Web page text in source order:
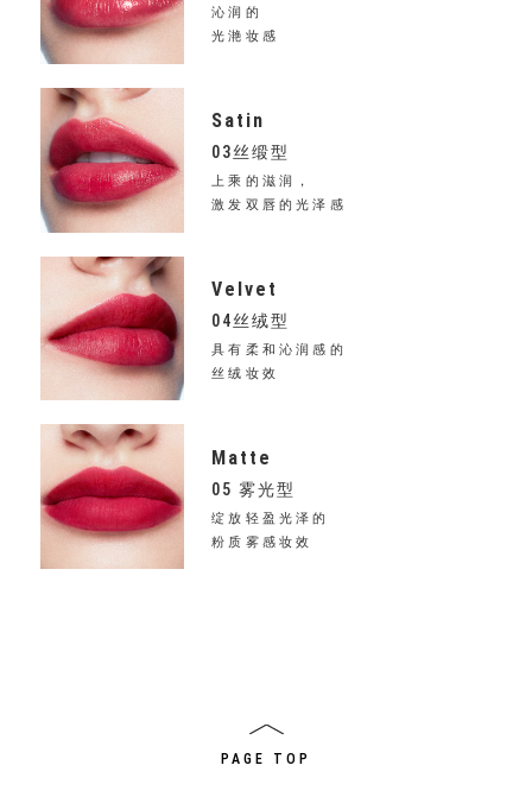
沁润的
光滟妆感
Satin
03丝缎型
上乘的滋润，
激发双唇的光泽感
Velvet
04丝绒型
具有柔和沁润感的
丝绒妆效
Matte
05 雾光型
绽放轻盈光泽的
粉质雾感妆效
PAGE TOP